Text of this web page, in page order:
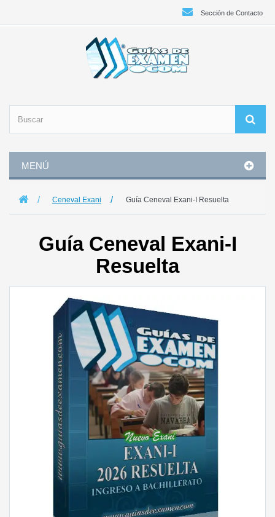
Sección de Contacto
MENÚ
Ceneval Exani Guía Ceneval Exani-I Resuelta
Guía Ceneval Exani-I
Resuelta